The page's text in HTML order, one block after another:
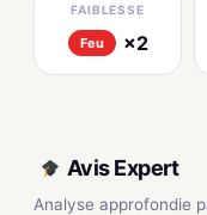
FAIBLESSE
Feu ×2
Avis Expert
Analyse approfondie